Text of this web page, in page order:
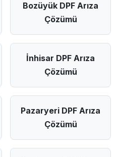
Bozüyük DPF Arıza
Çözümü
İnhisar DPF Arıza
Çözümü
Pazaryeri DPF Arıza
Çözümü